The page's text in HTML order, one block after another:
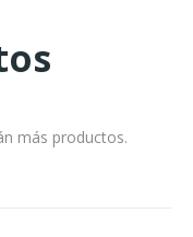
más productos.